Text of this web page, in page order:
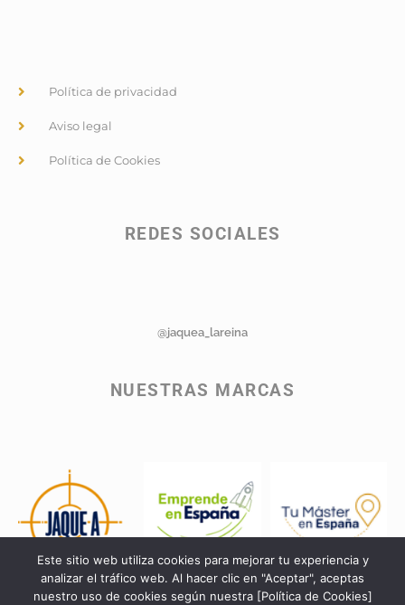
Política de privacidad
Aviso legal
Política de Cookies
REDES SOCIALES
@jaquea_lareina
NUESTRAS MARCAS
Este sitio web utiliza cookies para mejorar tu experiencia y
analizar el tráfico web. Al hacer clic en "Aceptar", aceptas
nuestro uso de cookies según nuestra [Política de Cookies]